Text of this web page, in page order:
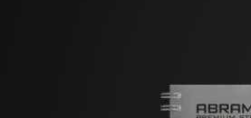
Se calientan las piezas
Alivio de